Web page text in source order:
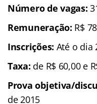
Número de vagas:
Remuneração: R$
Inscrições: Até o dia
Taxa: de R$ 60,00 e
Prova objetiva/
de 2015